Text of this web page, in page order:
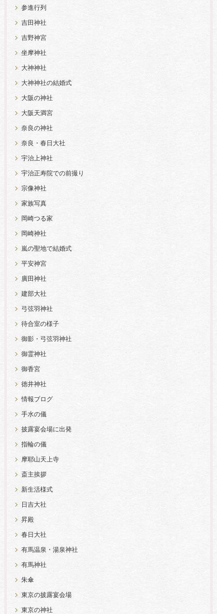
参進行列
吉田神社
吉野神宮
坐摩神社
大神神社
大神神社の結婚式
大阪の神社
大阪天満宮
奈良の神社
奈良・春日大社
宇治上神社
宇治正寿院での前撮り
宗像神社
家族写真
岡崎つる家
岡崎神社
嵐の聖地で結婚式
平安神宮
廣田神社
建部大社
弓弦羽神社
待合室の様子
御影・弓弦羽神社
御霊神社
御香宮
徳井神社
情報ブログ
手水の儀
披露宴会場に出発
指輪の儀
摩耶山天上寺
斎主挨拶
新生活様式
日吉大社
昇殿
春日大社
有馬温泉・湯泉神社
有馬神社
朱傘
東京の披露宴会場
東京の神社